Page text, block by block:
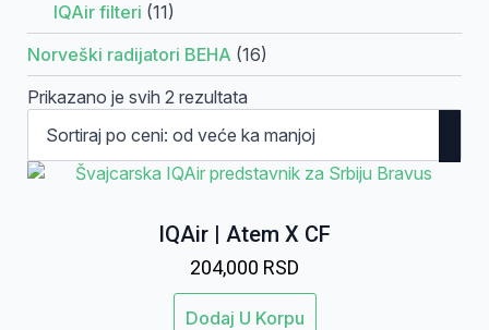
IQAir filteri (11)
Norveški radijatori BEHA (16)
Prikazano je svih 2 rezultata
ceni:
od
nižoj
IQAir | Atem X CF
204,000 RSD
Dodaj U Korpu